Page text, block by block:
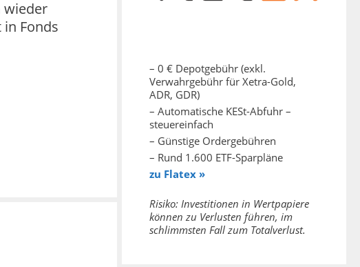
wieder
Fonds
– 0 € Depotgebühr (exkl.
Verwahrgebühr für Xetra-Gold,
ADR, GDR)
– Automatische KESt-Abfuhr –
steuereinfach
– Günstige Ordergebühren
– Rund 1.600 ETF-Sparpläne
zu Flatex »
Risiko: Investitionen in Wertpapiere
können zu Verlusten führen, im
schlimmsten Fall zum Totalverlust.